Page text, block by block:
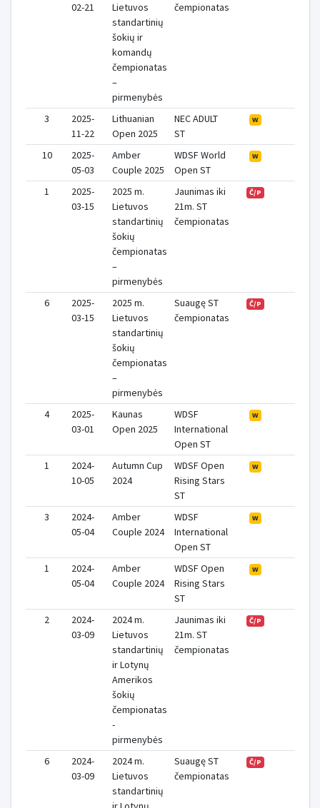
02-21
Lietuvos
standartinių
šokių ir
komandų
čempionatas
–
pirmenybės
čempionatas
3
2025-
11-22
Lithuanian
Open 2025
NEC ADULT
ST
W
10
2025-
05-03
Amber
Couple 2025
WDSF World
Open ST
W
1
2025-
03-15
2025 m.
Lietuvos
standartinių
šokių
čempionatas
–
pirmenybės
Jaunimas iki
21m. ST
čempionatas
Č/P
6
2025-
03-15
2025 m.
Lietuvos
standartinių
šokių
čempionatas
–
pirmenybės
Suaugę ST
čempionatas
Č/P
4
2025-
03-01
Kaunas
Open 2025
WDSF
International
Open ST
W
1
2024-
10-05
Autumn Cup
2024
WDSF Open
Rising Stars
ST
W
3
2024-
05-04
Amber
Couple 2024
WDSF
International
Open ST
W
1
2024-
05-04
Amber
Couple 2024
WDSF Open
Rising Stars
ST
W
2
2024-
03-09
2024 m.
Lietuvos
standartinių
ir Lotynų
Amerikos
šokių
čempionatas
-
pirmenybės
Jaunimas iki
21m. ST
čempionatas
Č/P
6
2024-
03-09
2024 m.
Lietuvos
standartinių
Suaugę ST
čempionatas
Č/P